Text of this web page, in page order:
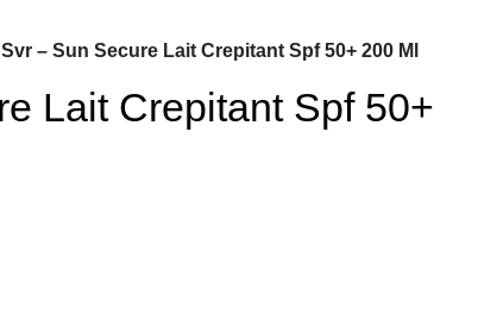
Svr – Sun Secure Lait Crepitant Spf 50+ 200 Ml
Lait Crepitant Spf 50+